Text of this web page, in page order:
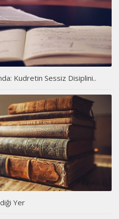
Kudretin Sessiz Disiplini..
Yer